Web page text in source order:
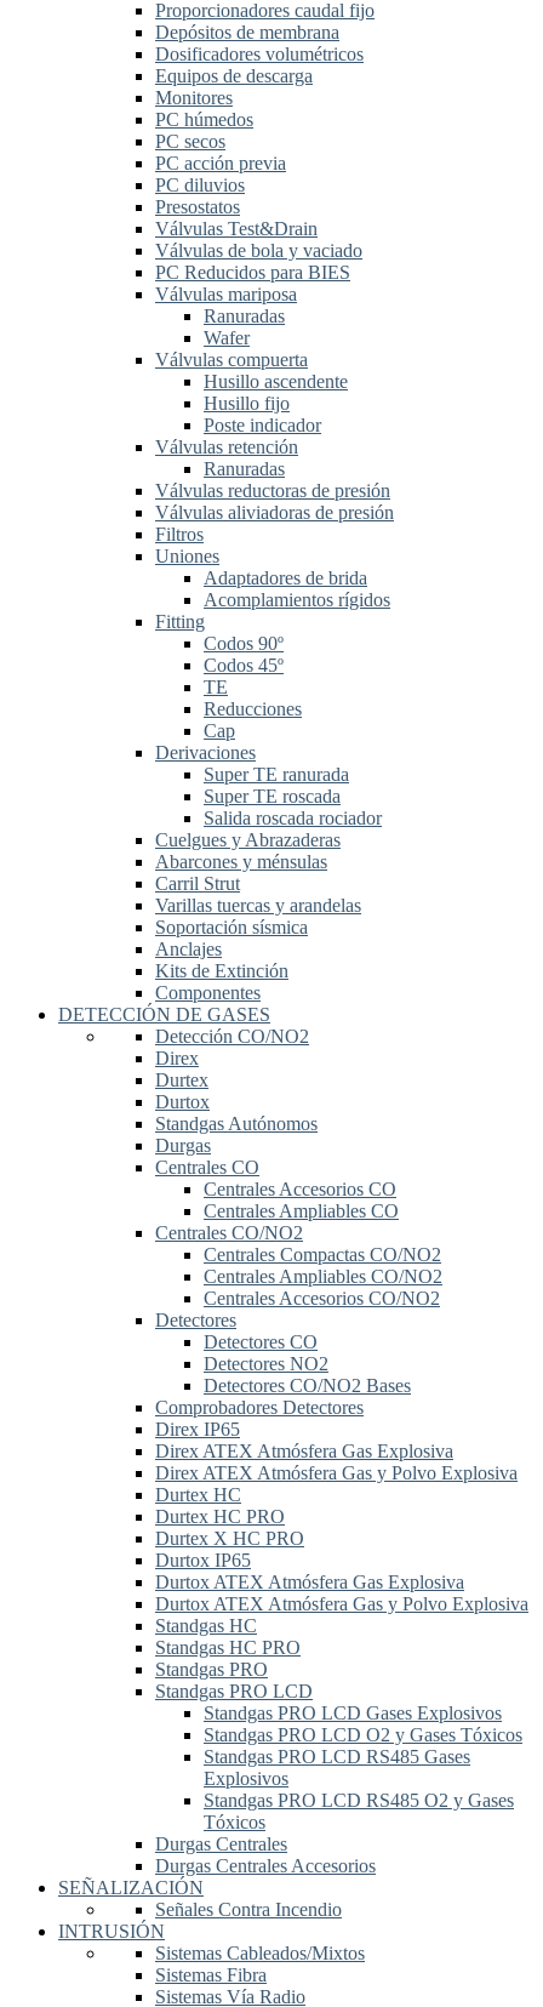
Proporcionadores caudal fijo
Depósitos de membrana
Dosificadores volumétricos
Equipos de descarga
Monitores
PC húmedos
PC secos
PC acción previa
PC diluvios
Presostatos
Válvulas Test&Drain
Válvulas de bola y vaciado
PC Reducidos para BIES
Válvulas mariposa
Ranuradas
Wafer
Válvulas compuerta
Husillo ascendente
Husillo fijo
Poste indicador
Válvulas retención
Ranuradas
Válvulas reductoras de presión
Válvulas aliviadoras de presión
Filtros
Uniones
Adaptadores de brida
Acomplamientos rígidos
Fitting
Codos 90º
Codos 45º
TE
Reducciones
Cap
Derivaciones
Super TE ranurada
Super TE roscada
Salida roscada rociador
Cuelgues y Abrazaderas
Abarcones y ménsulas
Carril Strut
Varillas tuercas y arandelas
Soportación sísmica
Anclajes
Kits de Extinción
Componentes
DETECCIÓN DE GASES
Detección CO/NO2
Direx
Durtex
Durtox
Standgas Autónomos
Durgas
Centrales CO
Centrales Accesorios CO
Centrales Ampliables CO
Centrales CO/NO2
Centrales Compactas CO/NO2
Centrales Ampliables CO/NO2
Centrales Accesorios CO/NO2
Detectores
Detectores CO
Detectores NO2
Detectores CO/NO2 Bases
Comprobadores Detectores
Direx IP65
Direx ATEX Atmósfera Gas Explosiva
Direx ATEX Atmósfera Gas y Polvo Explosiva
Durtex HC
Durtex HC PRO
Durtex X HC PRO
Durtox IP65
Durtox ATEX Atmósfera Gas Explosiva
Durtox ATEX Atmósfera Gas y Polvo Explosiva
Standgas HC
Standgas HC PRO
Standgas PRO
Standgas PRO LCD
Standgas PRO LCD Gases Explosivos
Standgas PRO LCD O2 y Gases Tóxicos
Standgas PRO LCD RS485 Gases
Explosivos
Standgas PRO LCD RS485 O2 y Gases
Tóxicos
Durgas Centrales
Durgas Centrales Accesorios
SEÑALIZACIÓN
Señales Contra Incendio
INTRUSIÓN
Sistemas Cableados/Mixtos
Sistemas Fibra
Sistemas Vía Radio